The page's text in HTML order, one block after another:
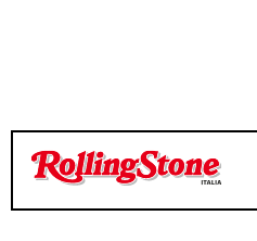
TEMPO DI LETTURA 4 MINUTI
TEMPO DI LETTURA 4 MINUTI